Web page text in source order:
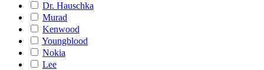
Dr. Hauschka
Murad
Kenwood
Youngblood
Nokia
Lee